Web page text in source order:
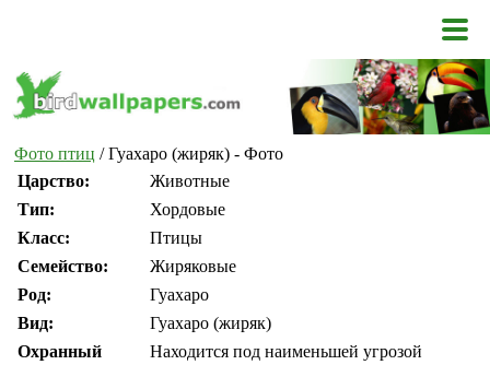
Фото птиц / Гуахаро (жиряк) - Фото
Царство:
Животные
Тип:
Хордовые
Класс:
Птицы
Семейство:
Жиряковые
Род:
Гуахаро
Вид:
Гуахаро (жиряк)
Охранный
Находится под наименьшей угрозой